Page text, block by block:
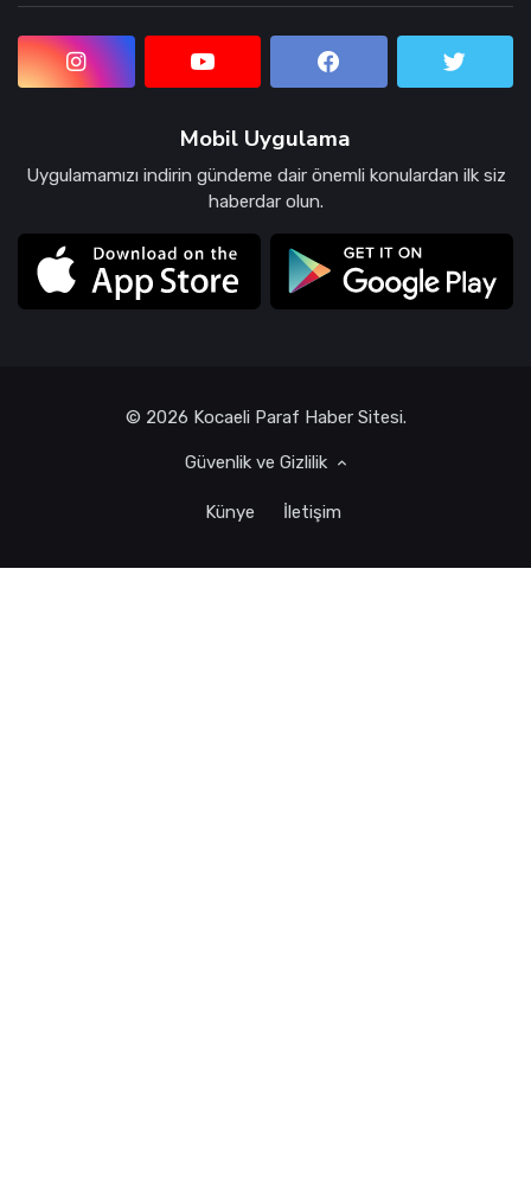
Mobil Uygulama
Uygulamamızı indirin gündeme dair önemli konulardan ilk siz
haberdar olun.
© 2026 Kocaeli Paraf Haber Sitesi.
Güvenlik ve Gizlilik
Künye İletişim